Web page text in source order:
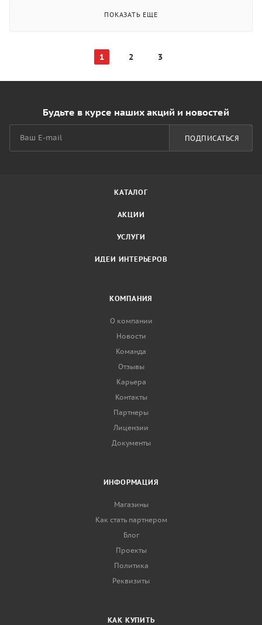
ПОКАЗАТЬ ЕЩЕ
1 2 3
Будьте в курсе наших акций и новостей
ПОДПИСАТЬСЯ
КАТАЛОГ
АКЦИИ
УСЛУГИ
ИДЕИ ИНТЕРЬЕРОВ
КОМПАНИЯ
О компании
Новости
Команда
Отзывы
Карьера
Контакты
Партнеры
Лицензии
Документы
ИНФОРМАЦИЯ
Магазины
Как стать партнером
Блог
Проекты
Политика
Реквизиты
КАК КУПИТЬ